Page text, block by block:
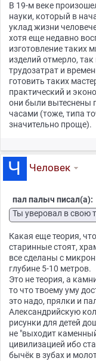
В 19-м веке
науки, который в
уклад жизни
хотя еще недавно
изготовление таких
изделий отмерло,
трудозатрат и
готовить таких
практический и
они были вытеснены
часами (тоже, типа
значительно проще).
Человек
пал палыч писал(а):
Ты уверовал в свою
Какая еще теория,
старинные стоят,
все сделаны с
глубине 5-10 метров.
Это не теория, а
то что твоему уму
это надо, прялки и
Александрийскую
рисунки для детей
не "выходит
цивилизацией ибо
бычёк в зубах и